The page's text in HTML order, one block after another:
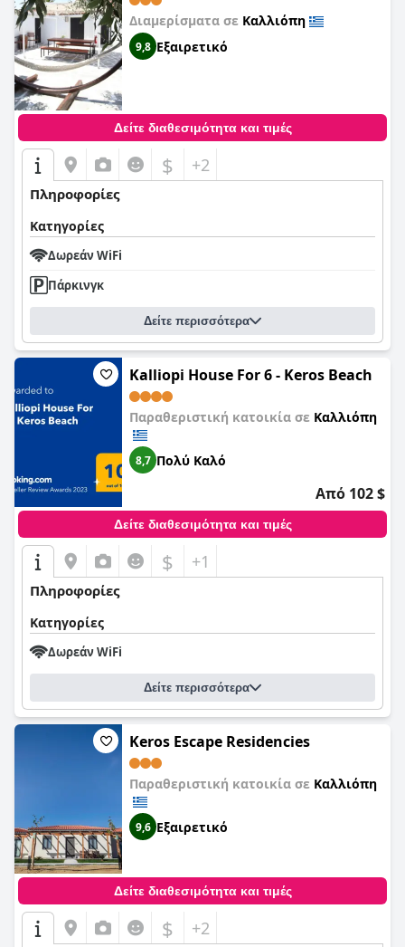
Διαμερίσματα σε Καλλιόπη
9,8 Εξαιρετικό
Δείτε διαθεσιμότητα και τιμές
$ +2
Πληροφορίες
Κατηγορίες
Δωρεάν WiFi
Πάρκινγκ
Δείτε περισσότερα
Kalliopi House For 6 - Keros Beach
Παραθεριστική κατοικία σε Καλλιόπη
8,7 Πολύ Καλό
Από 102 $
Δείτε διαθεσιμότητα και τιμές
$ +1
Πληροφορίες
Κατηγορίες
Δωρεάν WiFi
Δείτε περισσότερα
Keros Escape Residencies
Παραθεριστική κατοικία σε Καλλιόπη
9,6 Εξαιρετικό
Δείτε διαθεσιμότητα και τιμές
$ +2